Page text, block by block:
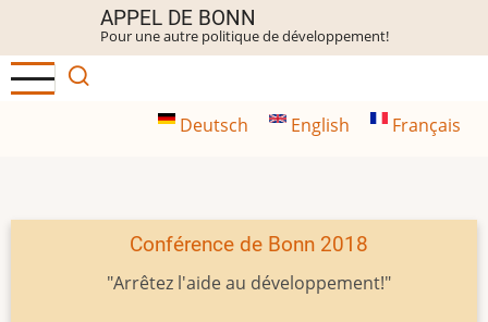
contenu
principal
APPEL DE BONN
Pour une autre politique de développement!
Deutsch English Français
Conférence de Bonn 2018
"Arrêtez l'aide au développement!"